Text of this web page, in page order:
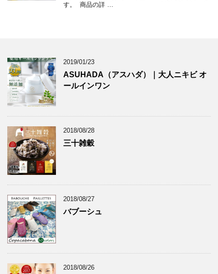
す。 商品の詳 …
2019/01/23
ASUHADA（アスハダ）｜大人ニキビ オ
ールインワン
2018/08/28
三十雑穀
2018/08/27
バブーシュ
2018/08/26